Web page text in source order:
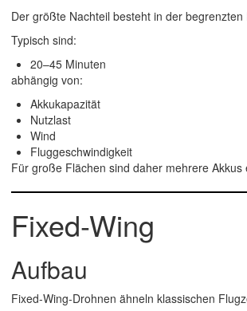
Der größte Nachteil besteht in der begrenzten
Typisch sind:
20–45 Minuten
abhängig von:
Akkukapazität
Nutzlast
Wind
Fluggeschwindigkeit
Für große Flächen sind daher mehrere Akkus
Fixed-Wing
Aufbau
Fixed-Wing-Drohnen ähneln klassischen